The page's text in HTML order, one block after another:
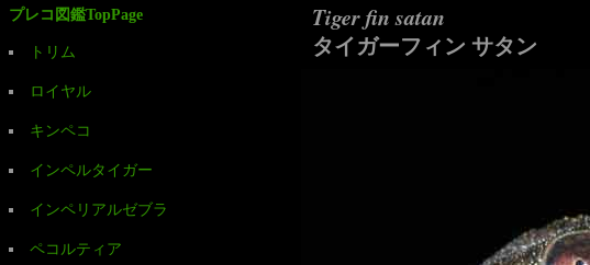
Tiger fin satan
タイガーフィン サタン
プレコ図鑑TopPage
トリム
ロイヤル
キンペコ
インペルタイガー
インペリアルゼブラ
ペコルティア